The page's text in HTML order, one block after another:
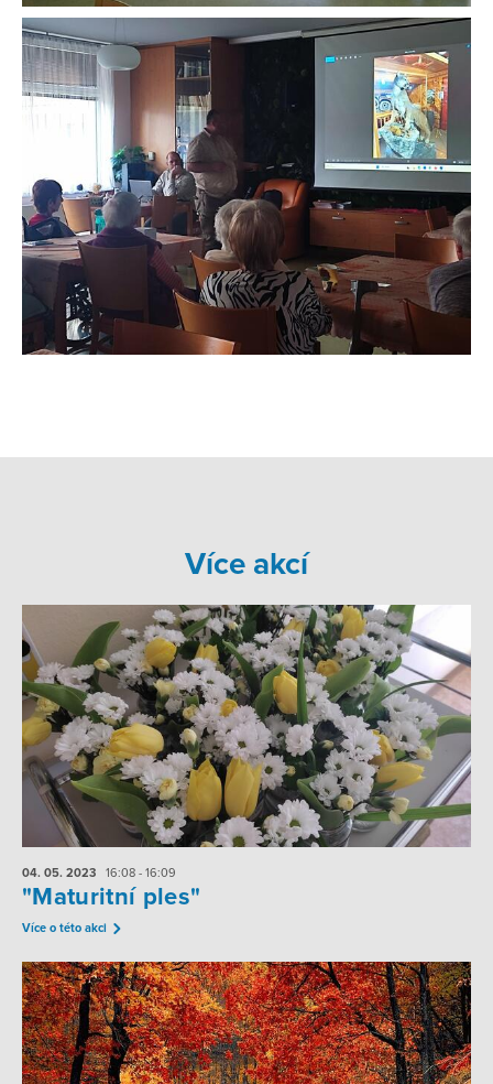
Více akcí
04. 05. 2023 16:08 - 16:09
"Maturitní ples"
Více o této akci